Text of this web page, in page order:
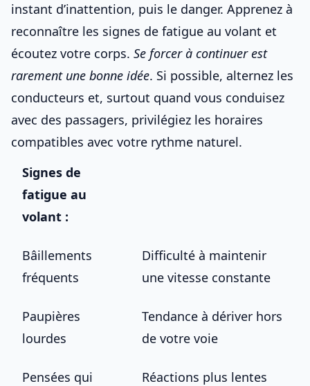
instant d’inattention, puis le danger. Apprenez à
reconnaître les signes de fatigue au volant et
écoutez votre corps. Se forcer à continuer est
rarement une bonne idée. Si possible, alternez les
conducteurs et, surtout quand vous conduisez
avec des passagers, privilégiez les horaires
compatibles avec votre rythme naturel.
Signes de
fatigue au
volant :
Bâillements
fréquents
Difficulté à maintenir
une vitesse constante
Paupières
lourdes
Tendance à dériver hors
de votre voie
Pensées qui Réactions plus lentes